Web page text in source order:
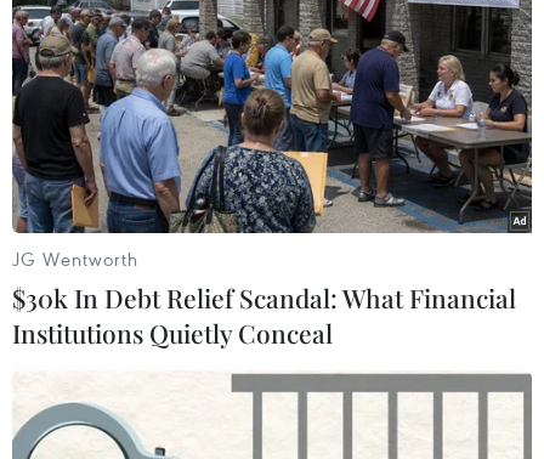
TIN LIÊN QUAN
JG Wentworth
$30k In Debt Relief Scandal: What Financial
Institutions Quietly Conceal